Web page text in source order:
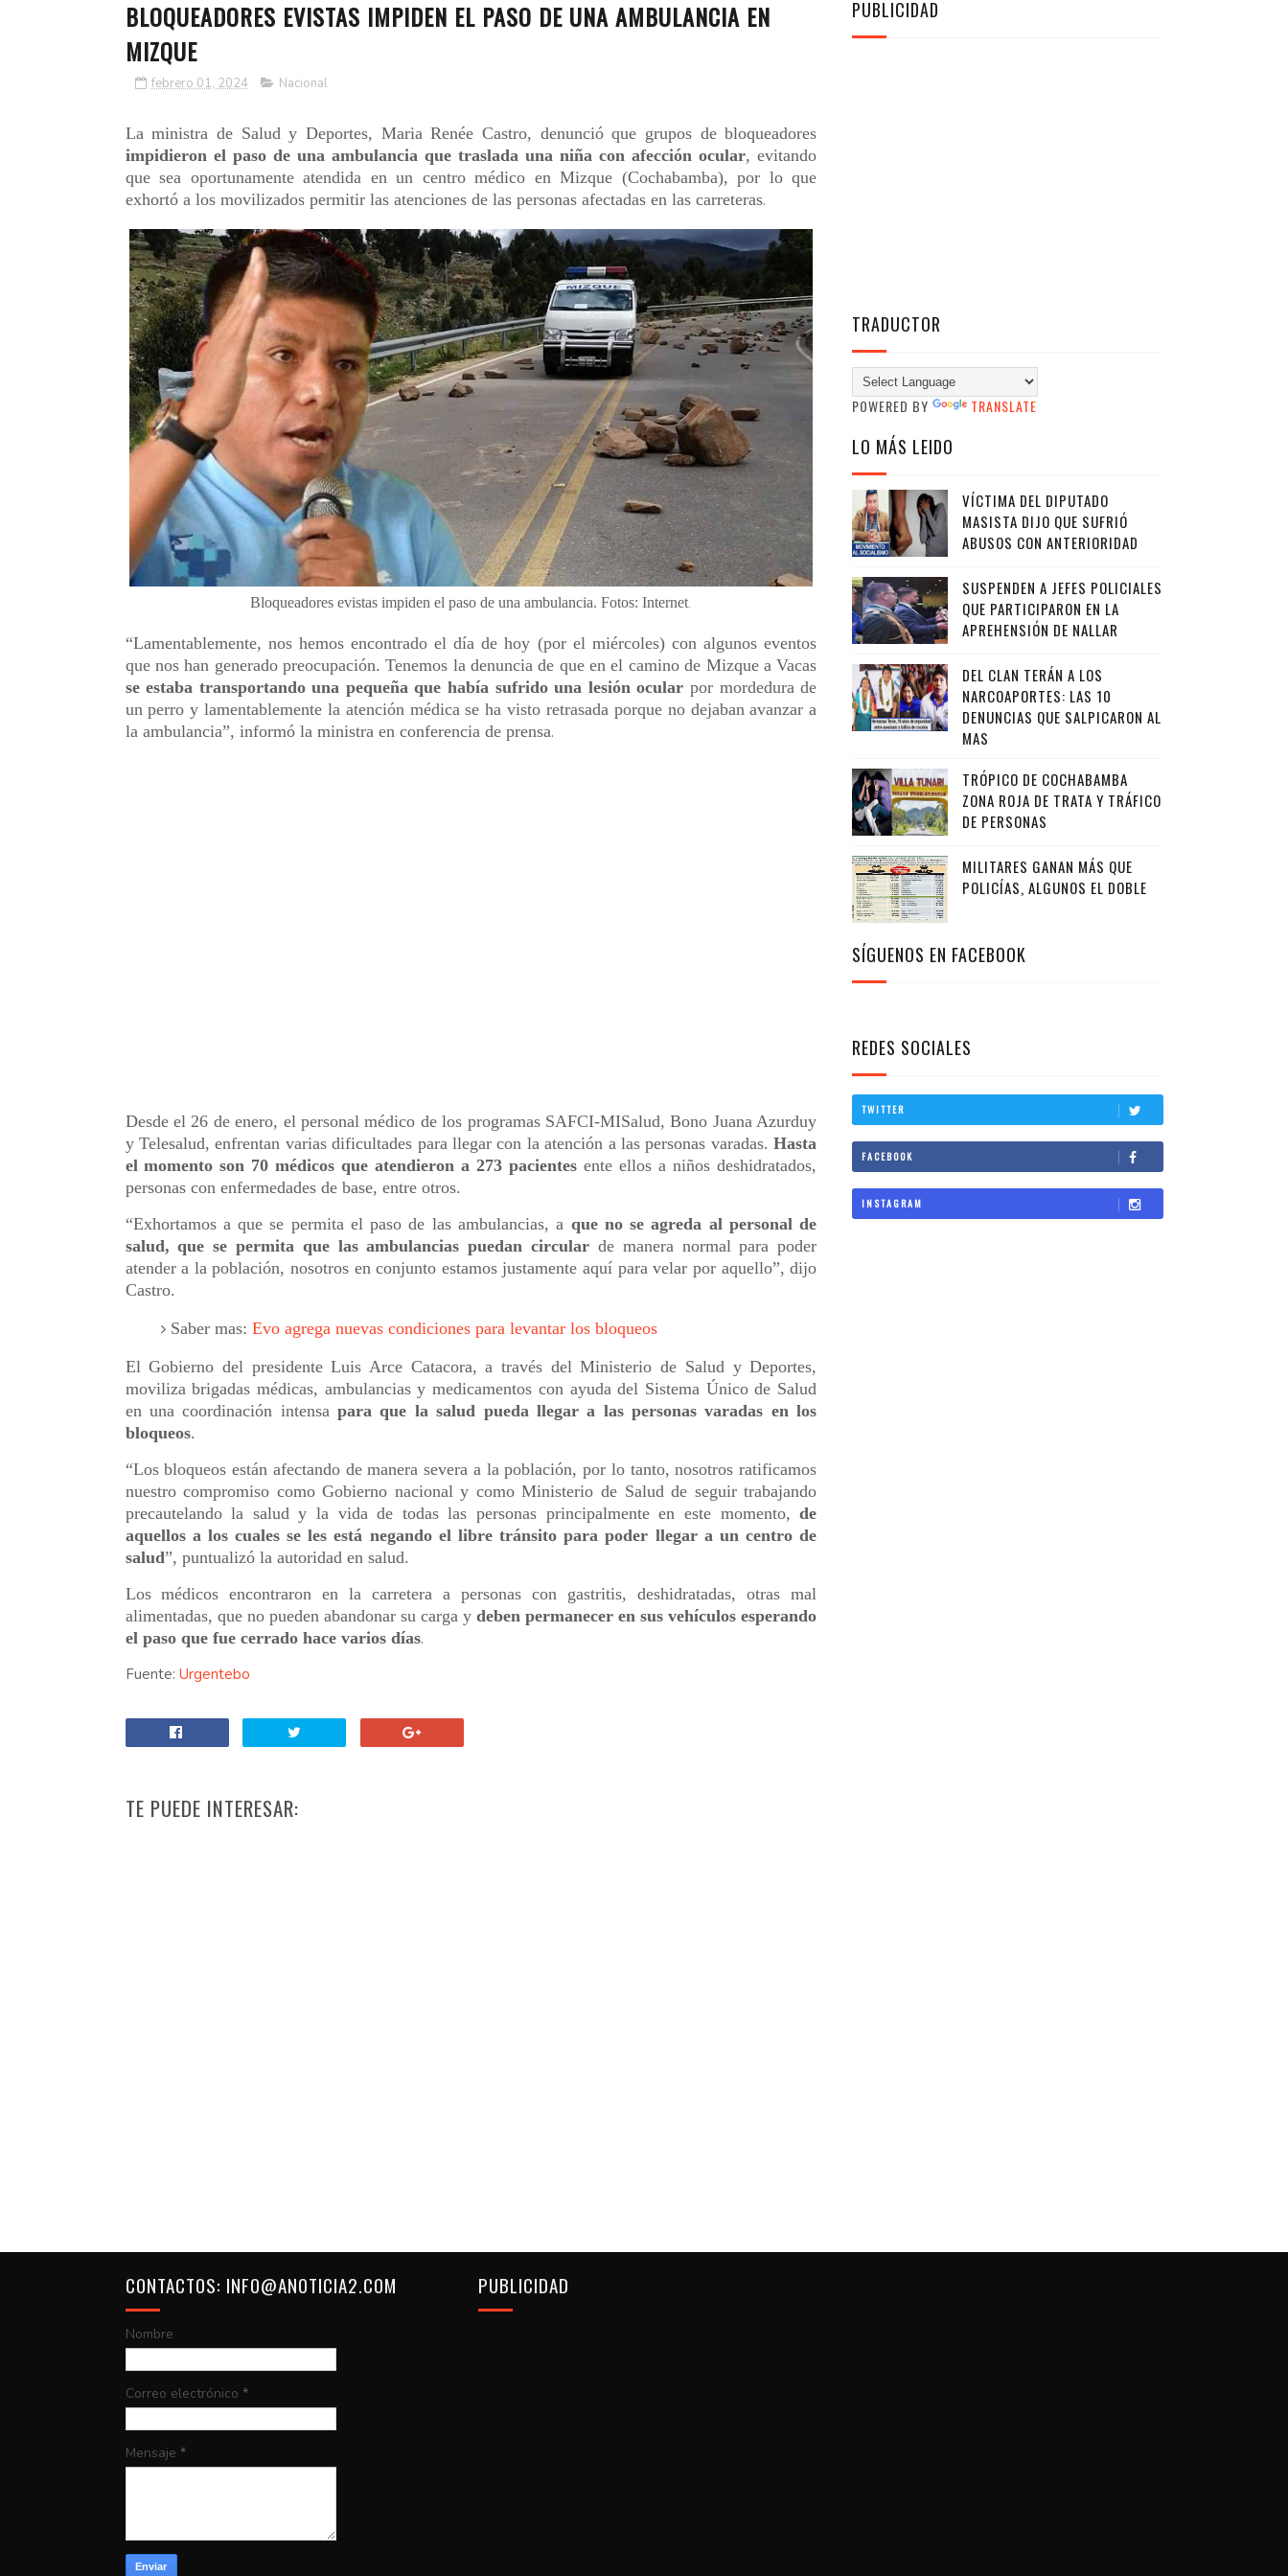
BLOQUEADORES EVISTAS IMPIDEN EL PASO DE UNA AMBULANCIA EN
MIZQUE
febrero 01, 2024 Nacional
La ministra de Salud y Deportes, Maria Renée Castro, denunció que grupos de bloqueadores
impidieron el paso de una ambulancia que traslada una niña con afección ocular, evitando
que sea oportunamente atendida en un centro médico en Mizque (Cochabamba), por lo que
exhortó a los movilizados permitir las atenciones de las personas afectadas en las carreteras.
Bloqueadores evistas impiden el paso de una ambulancia. Fotos: Internet.
“Lamentablemente, nos hemos encontrado el día de hoy (por el miércoles) con algunos eventos
que nos han generado preocupación. Tenemos la denuncia de que en el camino de Mizque a Vacas
se estaba transportando una pequeña que había sufrido una lesión ocular por mordedura de
un perro y lamentablemente la atención médica se ha visto retrasada porque no dejaban avanzar a
la ambulancia”, informó la ministra en conferencia de prensa.
Desde el 26 de enero, el personal médico de los programas SAFCI-MISalud, Bono Juana Azurduy
y Telesalud, enfrentan varias dificultades para llegar con la atención a las personas varadas.Hasta
el momento son 70 médicos que atendieron a 273 pacientes ente ellos a niños deshidratados,
personas con enfermedades de base, entre otros.
“Exhortamos a que se permita el paso de las ambulancias, a que no se agreda al personal de
salud, que se permita que las ambulancias puedan circular de manera normal para poder
atender a la población, nosotros en conjunto estamos justamente aquí para velar por aquello”, dijo
Castro.
Saber mas: Evo agrega nuevas condiciones para levantar los bloqueos
El Gobierno del presidente Luis Arce Catacora, a través del Ministerio de Salud y Deportes,
moviliza brigadas médicas, ambulancias y medicamentos con ayuda del Sistema Único de Salud
en una coordinación intensapara que la salud pueda llegar a las personas varadas en los
bloqueos.
“Los bloqueos están afectando de manera severa a la población, por lo tanto, nosotros ratificamos
nuestro compromiso como Gobierno nacional y como Ministerio de Salud de seguir trabajando
precautelando la salud y la vida de todas las personas principalmente en este momento,de
aquellos a los cuales se les está negando el libre tránsito para poder llegar a un centro de
salud”, puntualizó la autoridad en salud.
Los médicos encontraron en la carretera a personas con gastritis, deshidratadas, otras mal
alimentadas, que no pueden abandonar su carga y deben permanecer en sus vehículos esperando
el paso que fue cerrado hace varios días.
Fuente: Urgentebo
TE PUEDE INTERESAR:
PUBLICIDAD
TRADUCTOR
POWERED BY TRANSLATE
LO MÁS LEIDO
VÍCTIMA DEL DIPUTADO
MASISTA DIJO QUE SUFRIÓ
ABUSOS CON ANTERIORIDAD
SUSPENDEN A JEFES POLICIALES
QUE PARTICIPARON EN LA
APREHENSIÓN DE NALLAR
DEL CLAN TERÁN A LOS
NARCOAPORTES: LAS 10
DENUNCIAS QUE SALPICARON AL
MAS
TRÓPICO DE COCHABAMBA
ZONA ROJA DE TRATA Y TRÁFICO
DE PERSONAS
MILITARES GANAN MÁS QUE
POLICÍAS, ALGUNOS EL DOBLE
SÍGUENOS EN FACEBOOK
REDES SOCIALES
TWITTER
FACEBOOK
INSTAGRAM
CONTACTOS: INFO@ANOTICIA2.COM
Nombre
Correo electrónico *
Mensaje *
PUBLICIDAD